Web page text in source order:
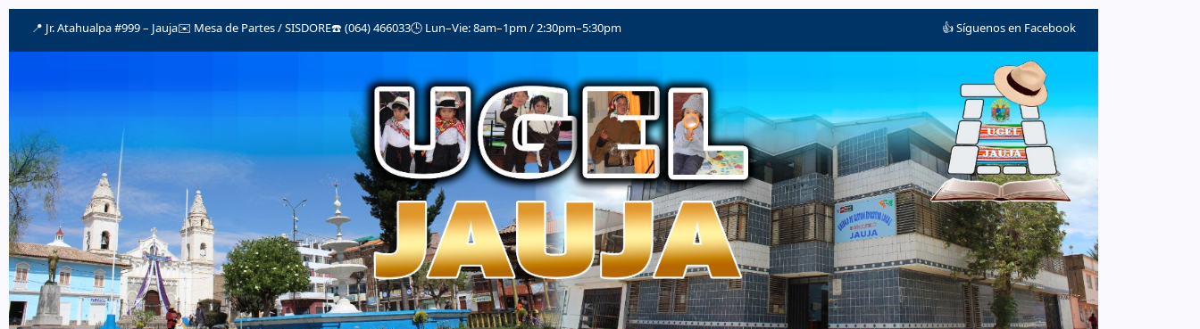
📍 Jr. Atahualpa #999 – Jauja✉️ Mesa de Partes / SISDORE☎️ (064) 466033🕒 Lun–Vie: 8am–1pm / 2:30pm–5:30pm 👍 Síguenos en Facebook